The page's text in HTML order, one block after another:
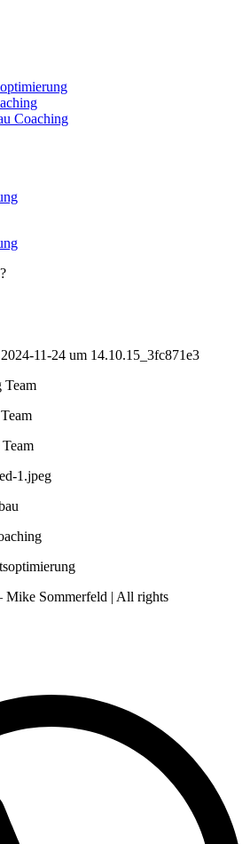
Coaching
Mike Sommerfeld | All rights